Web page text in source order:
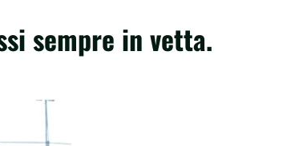
sempre in vetta.